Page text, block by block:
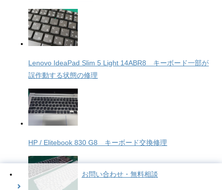
Lenovo IdeaPad Slim 5 Light 14ABR8 キーボード一部が
誤作動する状態の修理
HP / Elitebook 830 G8 キーボード交換修理
お問い合わせ・無料相談